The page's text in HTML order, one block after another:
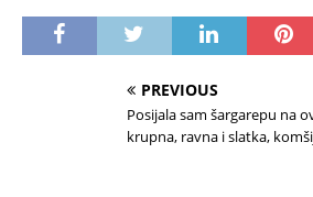
PREVIOUS
Posijala sam šargarepu na
krupna, ravna i slatka,